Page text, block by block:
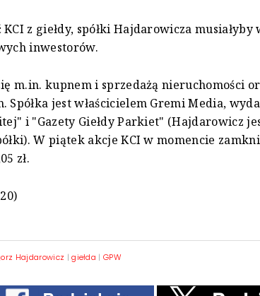
z giełdy, spółki Hajdarowicza
inwestorów.
m.in. kupnem i sprzedażą nieruchomości
Spółka jest właścicielem Gremi Media,
i "Gazety Giełdy Parkiet" (Hajdarowicz
W piątek akcje KCI w momencie
zł.
Hajdarowicz |giełda |GPW